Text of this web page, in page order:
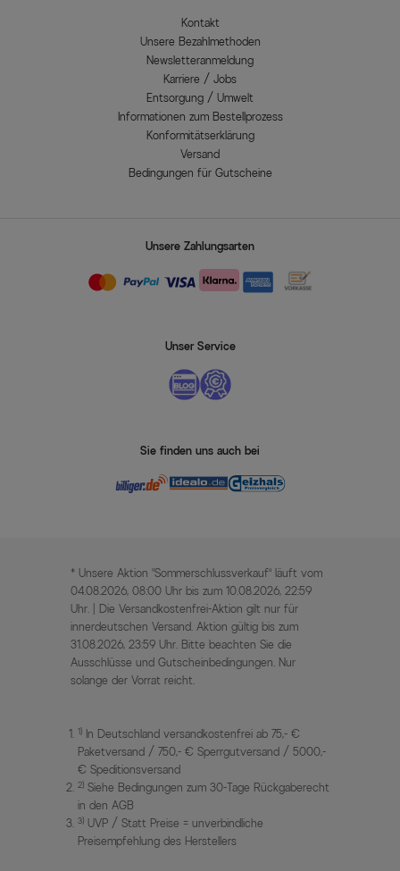
Kontakt
Unsere Bezahlmethoden
Newsletteranmeldung
Karriere / Jobs
Entsorgung / Umwelt
Informationen zum Bestellprozess
Konformitätserklärung
Versand
Bedingungen für Gutscheine
Unsere Zahlungsarten
Unser Service
Sie finden uns auch bei
* Unsere Aktion „Sommerschlussverkauf“ läuft vom
04.08.2026, 08:00 Uhr bis zum 10.08.2026, 22:59
Uhr. | Die Versandkostenfrei-Aktion gilt nur für
innerdeutschen Versand. Aktion gültig bis zum
31.08.2026, 23:59 Uhr. Bitte beachten Sie die
Ausschlüsse und Gutscheinbedingungen. Nur
solange der Vorrat reicht.
1) In Deutschland versandkostenfrei ab 75,- €
Paketversand / 750,- € Sperrgutversand / 5000,-
€ Speditionsversand
2) Siehe Bedingungen zum 30-Tage Rückgaberecht
in den AGB
3) UVP / Statt Preise = unverbindliche
Preisempfehlung des Herstellers